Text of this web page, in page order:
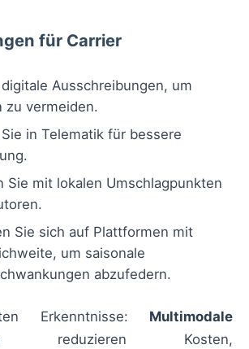
für Carrier
Ausschreibungen, um
zu vermeiden.
in Telematik für bessere
Sie mit lokalen Umschlagpunkten
Sie sich auf Plattformen mit
um saisonale
abzufedern.
Erkenntnisse: Multimodale
reduzieren Kosten,